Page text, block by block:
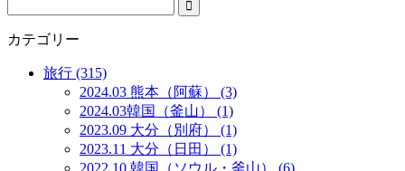
カテゴリー
旅行 (315)
2024.03 熊本（阿蘇） (3)
2024.03韓国（釜山） (1)
2023.09 大分（別府） (1)
2023.11 大分（日田） (1)